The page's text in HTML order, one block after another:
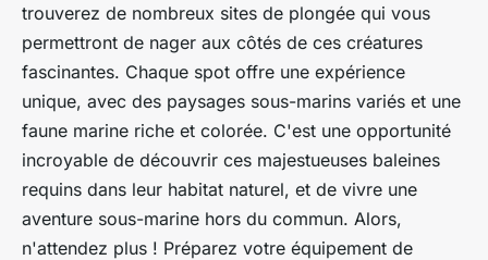
trouverez de nombreux sites de plongée qui vous
permettront de nager aux côtés de ces créatures
fascinantes. Chaque spot offre une expérience
unique, avec des paysages sous-marins variés et une
faune marine riche et colorée. C'est une opportunité
incroyable de découvrir ces majestueuses baleines
requins dans leur habitat naturel, et de vivre une
aventure sous-marine hors du commun. Alors,
n'attendez plus ! Préparez votre équipement de